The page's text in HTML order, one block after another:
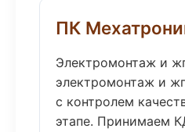
ПК
Электромонтаж и
электромонтаж и
с контролем
этапе. Принимаем